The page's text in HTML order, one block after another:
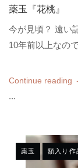
薬玉『花桃』
今が見頃？ 遠い
10年前以上なの
Continue reading
...
薬玉 額入り作